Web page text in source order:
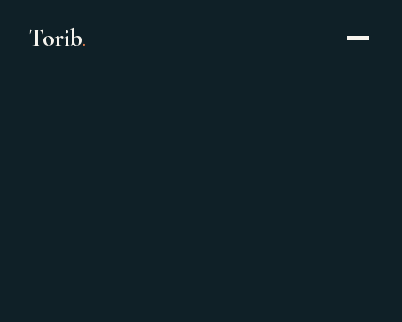
Torib.